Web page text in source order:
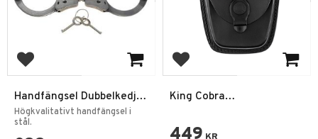
Lägg till i favoriter
Handfängsel Dubbelkedja
med Två Nycklar
Högkvalitativt handfängsel i
stål.
Lägg till i favoriter
King Cobra